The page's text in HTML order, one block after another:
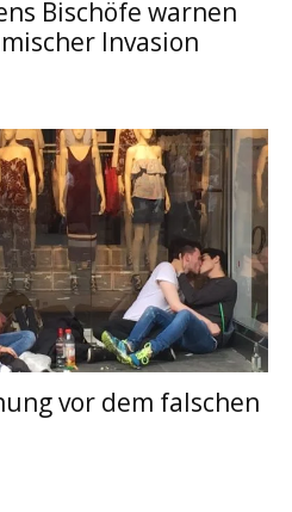
Bischöfe warnen
Invasion
vor dem falschen